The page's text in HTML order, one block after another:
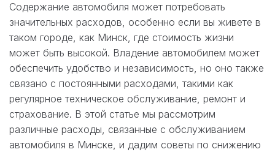
Содержание автомобиля может потребовать
значительных расходов, особенно если вы живете в
таком городе, как Минск, где стоимость жизни
может быть высокой. Владение автомобилем может
обеспечить удобство и независимость, но оно также
связано с постоянными расходами, такими как
регулярное техническое обслуживание, ремонт и
страхование. В этой статье мы рассмотрим
различные расходы, связанные с обслуживанием
автомобиля в Минске, и дадим советы по снижению